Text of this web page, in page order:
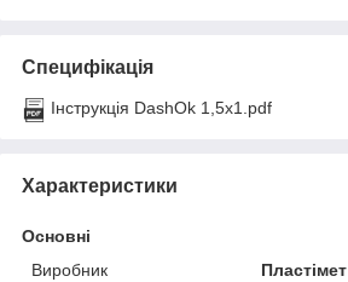
Специфікація
Інструкція DashOk 1,5x1.pdf
Характеристики
Основні
Виробник
Пластімет